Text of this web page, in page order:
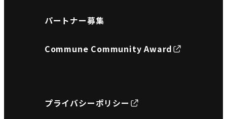
パートナー募集
Commune Community Award
プライバシーポリシー